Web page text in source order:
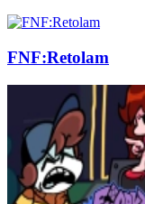
FNF:Retolam